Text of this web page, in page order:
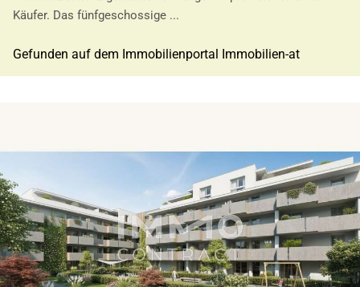
Käufer. Das fünfgeschossige ...
Gefunden auf dem Immobilienportal Immobilien-at